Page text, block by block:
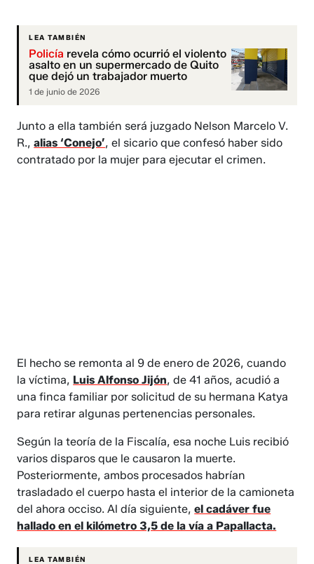
LEA TAMBIÉN
Policía revela cómo ocurrió el violento
asalto en un supermercado de Quito
que dejó un trabajador muerto
1 de junio de 2026
Junto a ella también será juzgado Nelson Marcelo V.
R.,alias ‘Conejo’, el sicario que confesó haber sido
contratado por la mujer para ejecutar el crimen.
El hecho se remonta al 9 de enero de 2026, cuando
la víctima, Luis Alfonso Jijón, de 41 años, acudió a
una finca familiar por solicitud de su hermana Katya
para retirar algunas pertenencias personales.
Según la teoría de la Fiscalía, esa noche Luis recibió
varios disparos que le causaron la muerte.
Posteriormente, ambos procesados habrían
trasladado el cuerpo hasta el interior de la camioneta
del ahora occiso. Al día siguiente,el cadáver fue
hallado en el kilómetro 3,5 de la vía a Papallacta.
LEA TAMBIÉN